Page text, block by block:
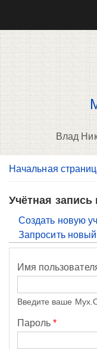
Влад
Вы здесь
Начальная
Учётная запись
Главные
Создать новую
Запросить
Имя
Введите ваше
Пароль*